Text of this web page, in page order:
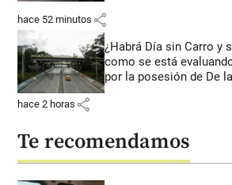
hace 52 minutos share
¿Habrá Día sin Carro y
como se está
por la posesión de De
hace 2 horas share
Te recomendamos